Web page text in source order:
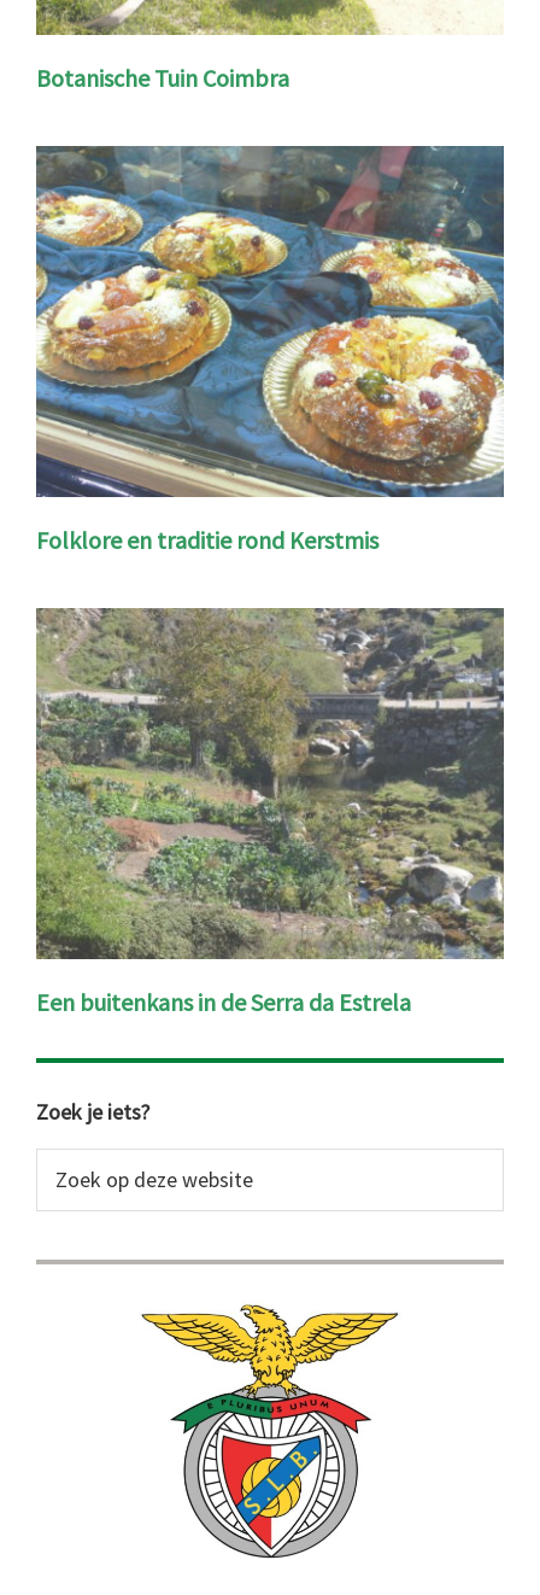
Botanische Tuin Coimbra
Folklore en traditie rond Kerstmis
Een buitenkans in de Serra da Estrela
Primaire
Sidebar
Zoek je iets?
op
website